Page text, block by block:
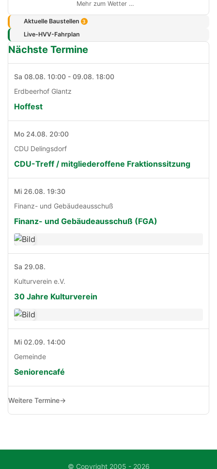
Mehr zum Wetter …
Aktuelle Baustellen 3
Live-HVV-Fahrplan
Nächste Termine
Sa 08.08. 10:00 - 09.08. 18:00
Erdbeerhof Glantz
Hoffest
Mo 24.08. 20:00
CDU Delingsdorf
CDU-Treff / mitgliederoffene Fraktionssitzung
Mi 26.08. 19:30
Finanz- und Gebäudeausschuß
Finanz- und Gebäudeausschuß (FGA)
Sa 29.08.
Kulturverein e.V.
30 Jahre Kulturverein
Mi 02.09. 14:00
Gemeinde
Seniorencafé
Weitere Termine→
© Copyright 2005 - 2026